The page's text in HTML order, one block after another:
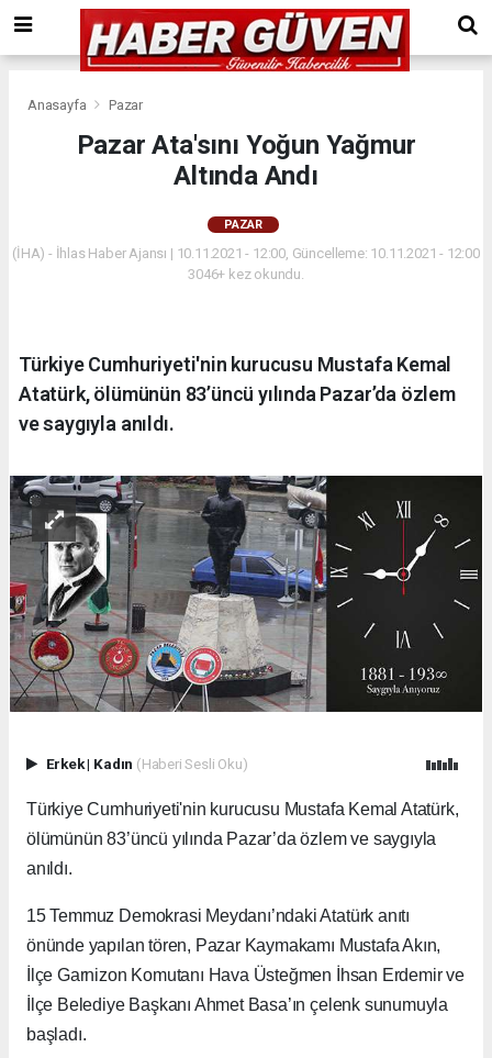
Anasayfa Pazar
Pazar Ata'sını Yoğun Yağmur
Altında Andı
PAZAR
(İHA) - İhlas Haber Ajansı | 10.11.2021 - 12:00, Güncelleme: 10.11.2021 - 12:00
3046+ kez okundu.
Türkiye Cumhuriyeti'nin kurucusu Mustafa Kemal
Atatürk, ölümünün 83’üncü yılında Pazar’da özlem
ve saygıyla anıldı.
Erkek| Kadın (Haberi Sesli Oku)
Türkiye Cumhuriyeti'nin kurucusu Mustafa Kemal Atatürk,
ölümünün 83’üncü yılında Pazar’da özlem ve saygıyla
anıldı.
15 Temmuz Demokrasi Meydanı’ndaki Atatürk anıtı
önünde yapılan tören, Pazar Kaymakamı Mustafa Akın,
İlçe Garnizon Komutanı Hava Üsteğmen İhsan Erdemir ve
İlçe Belediye Başkanı Ahmet Basa’ın çelenk sunumuyla
başladı.